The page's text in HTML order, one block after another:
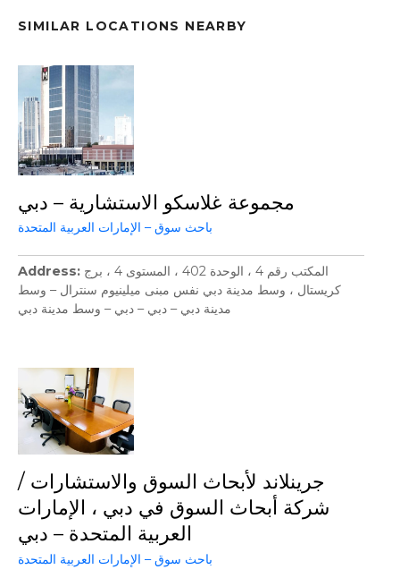
SIMILAR LOCATIONS NEARBY
مجموعة غلاسكو الاستشارية – دبي
باحث سوق – الإمارات العربية المتحدة
Address المكتب رقم 4 ، الوحدة 402 ، المستوى 4 ، برج
كريستال ، وسط مدينة دبي نفس مبنى ميلينيوم سنترال – وسط
مدينة دبي – دبي – دبي – وسط مدينة دبي
جرينلاند لأبحاث السوق والاستشارات /
شركة أبحاث السوق في دبي ، الإمارات
العربية المتحدة – دبي
باحث سوق – الإمارات العربية المتحدة